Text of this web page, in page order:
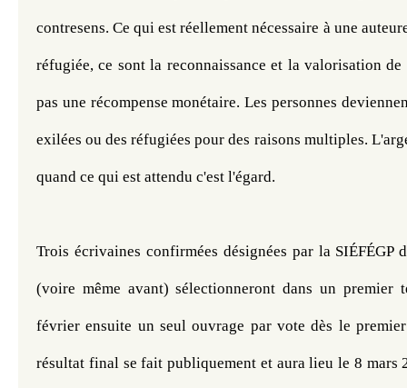
contresens. Ce qui est réellement nécessaire à une
réfugiée, ce sont la reconnaissance et la valorisation de
pas une récompense monétaire. Les personnes
exilées ou des réfugiées pour des raisons multiples.
quand ce qui est attendu c'est l'égard.
Trois écrivaines confirmées désignées par la SIÉFÉGP
(voire même avant) sélectionneront dans un premier
février ensuite un seul ouvrage par vote dès le
résultat final se fait publiquement et aura lieu le 8 mars